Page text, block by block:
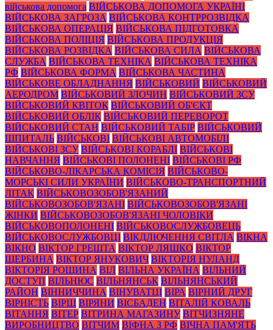
військова допомога ВІЙСЬКОВА ДОПОМОГА УКРАЇНІ
ВІЙСЬКОВА ЗАГРОЗА ВІЙСЬКОВА КОНТРРОЗВІДКА
ВІЙСЬКОВА ОПЕРАЦІЯ ВІЙСЬКОВА ПІДГОТОВКА
ВІЙСЬКОВА ПОЛІЦІЯ ВІЙСЬКОВА ПРОДУКЦІЯ
ВІЙСЬКОВА РОЗВІДКА ВІЙСЬКОВА СИЛА ВІЙСЬКОВА
СЛУЖБА ВІЙСЬКОВА ТЕХНІКА ВІЙСЬКОВА ТЕХНІКА
РФ ВІЙСЬКОВА ФОРМА ВІЙСЬКОВА ЧАСТИНА
ВІЙСЬКОВЕ ОБЛАДНАННЯ ВІЙСЬКОВИЙ ВІЙСЬКОВИЙ
АЕРОДРОМ ВІЙСЬКОВИЙ ЗЛОЧИН ВІЙСЬКОВИЙ ЗСУ
ВІЙСЬКОВИЙ КВІТОК ВІЙСЬКОВИЙ ОБ'ЄКТ
ВІЙСЬКОВИЙ ОБЛІК ВІЙСЬКОВИЙ ПЕРЕВОРОТ
ВІЙСЬКОВИЙ СТАН ВІЙСЬКОВИЙ ТАБІР ВІЙСЬКОВИЙ
ШПИТАЛЬ ВІЙСЬКОВІ ВІЙСЬКОВІ АВТОМОБІЛІ
ВІЙСЬКОВІ ЗСУ ВІЙСЬКОВІ КОРАБЛІ ВІЙСЬКОВІ
НАВЧАННЯ ВІЙСЬКОВІ ПОЛОНЕНІ ВІЙСЬКОВІ РФ
ВІЙСЬКОВО-ЛІКАРСЬКА КОМІСІЯ ВІЙСЬКОВО-
МОРСЬКІ СИЛИ УКРАЇНИ ВІЙСЬКОВО-ТРАНСПОРТНИЙ
ЛІТАК ВІЙСЬКОВОЗОБОВ'ЯЗАНИЙ
ВІЙСЬКОВОЗОБОВ'ЯЗАНІ ВІЙСЬКОВОЗОБОВ'ЯЗАНІ
ЖІНКИ ВІЙСЬКОВОЗОБОВ'ЯЗАНІ ЧОЛОВІКИ
ВІЙСЬКОВОПОЛОНЕНІ ВІЙСЬКОВОСЛУЖБОВЕЦЬ
ВІЙСЬКОВОСЛУЖБОВЦІ ВІКДЛЮЧЕННЯ СВІТЛА ВІКНА
ВІКНО ВІКТОР ГРЕШТА ВІКТОР ЛЯШКО ВІКТОР
ЩЕРБИНА ВІКТОР ЯНУКОВИЧ ВІКТОРІЯ НУЛАНД
ВІКТОРІЯ РОЩИНА ВІЛ ВІЛЬНА УКРАЇНА ВІЛЬНИЙ
ДОСТУП ВІЛЬНЮС ВІЛЬНЯНСЬК ВІЛЬНЯНСЬКИЙ
РАЙОН ВІННИЧЧИНА ВІНУВАТЦІ ВІРА ВІРНИЙ ДРУГ
ВІРНІСТЬ ВІРШ ВІРЯНИ ВІСБАДЕН ВІТАЛІЙ КОВАЛЬ
ВІТАННЯ ВІТЕР ВІТРИНА МАГАЗИНУ ВІТЧИЗНЯНЕ
ВИРОБНИЦТВО ВІТЧИМ ВІФНА З РФ ВІЧНА ПАМ'ЯТЬ